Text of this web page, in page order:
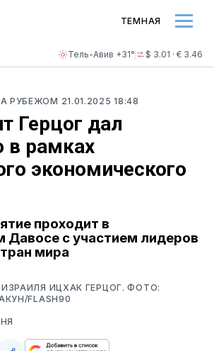
Тель-Авив +31° $ 3.01 · € 3.46
ТЕМНАЯ
РУБЕЖОМ 21.01.2025 18:48
Герцог дал
в рамках
экономического
проходит в
Давосе с участием лидеров
мира
ИЦХАК ГЕРЦОГ. ФОТО:
FLASH90